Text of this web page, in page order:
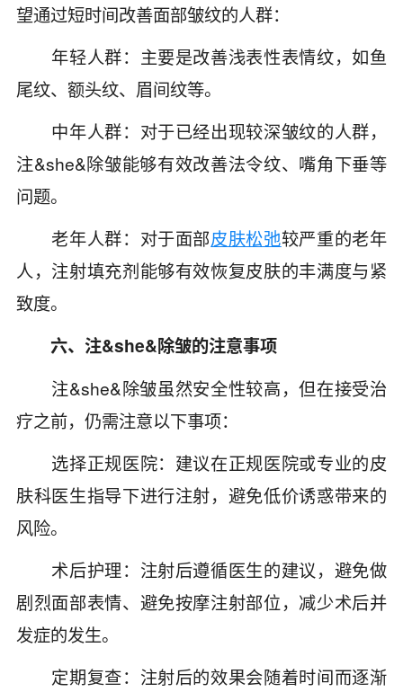
望通过短时间改善面部皱纹的人群：
年轻人群：主要是改善浅表性表情纹，如鱼
尾纹、额头纹、眉间纹等。
中年人群：对于已经出现较深皱纹的人群，
注&she&除皱能够有效改善法令纹、嘴角下垂等
问题。
老年人群：对于面部皮肤松弛较严重的老年
人，注射填充剂能够有效恢复皮肤的丰满度与紧
致度。
六、注&she&除皱的注意事项
注&she&除皱虽然安全性较高，但在接受治
疗之前，仍需注意以下事项：
选择正规医院：建议在正规医院或专业的皮
肤科医生指导下进行注射，避免低价诱惑带来的
风险。
术后护理：注射后遵循医生的建议，避免做
剧烈面部表情、避免按摩注射部位，减少术后并
发症的发生。
定期复查：注射后的效果会随着时间而逐渐